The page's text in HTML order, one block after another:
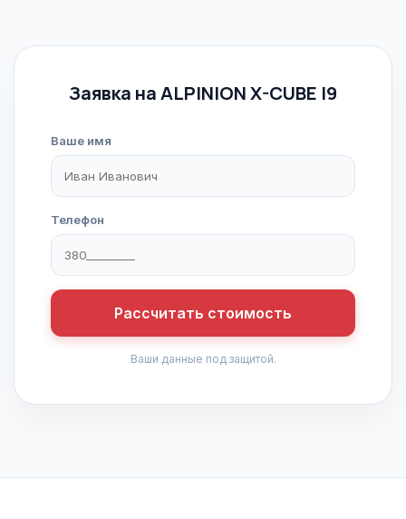
Заявка на ALPINION X-CUBE I9
Ваше имя
Телефон
Рассчитать стоимость
Ваши данные под защитой.